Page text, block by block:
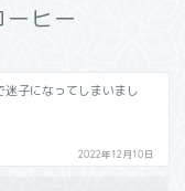
ヒー
子になってしまいまし
2022年12月10日